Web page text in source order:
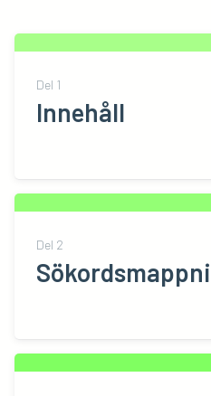
Del 1
Innehåll
Del 2